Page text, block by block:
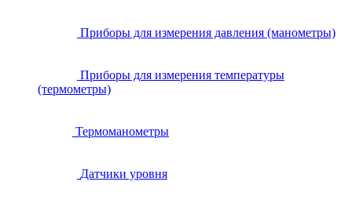
Приборы для измерения давления (манометры)
Приборы для измерения температуры
(термометры)
Термоманометры
Датчики уровня